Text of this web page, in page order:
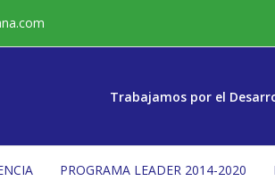
Trabajamos por el
PROGRAMA LEADER 2014-2020